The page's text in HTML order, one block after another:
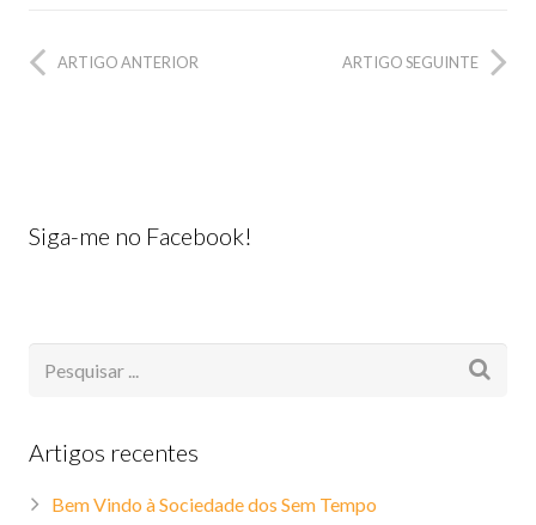
ARTIGO ANTERIOR ARTIGO SEGUINTE
Siga-me no Facebook!
Artigos recentes
Bem Vindo à Sociedade dos Sem Tempo